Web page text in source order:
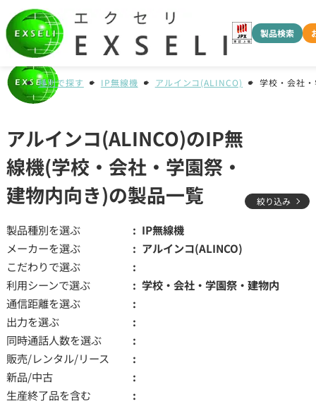
製品検索
種別で探す IP無線機 アルインコ(ALINCO) 学校・会社
アルインコ(ALINCO)のIP無
線機(学校・会社・学園祭・
建物内向き)の製品一覧
絞り込み
製品種別を選ぶ
IP無線機
メーカーを選ぶ
アルインコ(ALINCO)
こだわりで選ぶ
利用シーンで選ぶ
学校・会社・学園祭・建物内
通信距離を選ぶ
出力を選ぶ
同時通話人数を選ぶ
販売/レンタル/リース
新品/中古
生産終了品を含む